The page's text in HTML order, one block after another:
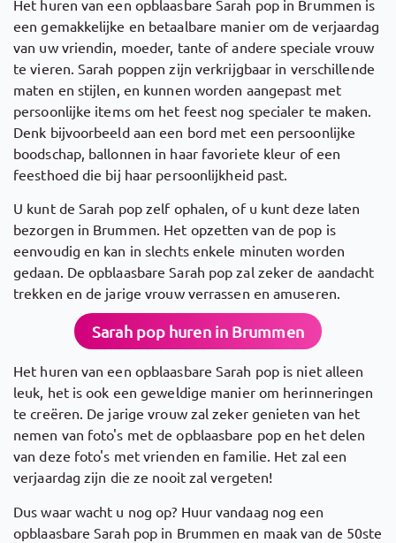
Het huren van een opblaasbare Sarah pop in Brummen is
een gemakkelijke en betaalbare manier om de verjaardag
van uw vriendin, moeder, tante of andere speciale vrouw
te vieren. Sarah poppen zijn verkrijgbaar in verschillende
maten en stijlen, en kunnen worden aangepast met
persoonlijke items om het feest nog specialer te maken.
Denk bijvoorbeeld aan een bord met een persoonlijke
boodschap, ballonnen in haar favoriete kleur of een
feesthoed die bij haar persoonlijkheid past.
U kunt de Sarah pop zelf ophalen, of u kunt deze laten
bezorgen in Brummen. Het opzetten van de pop is
eenvoudig en kan in slechts enkele minuten worden
gedaan. De opblaasbare Sarah pop zal zeker de aandacht
trekken en de jarige vrouw verrassen en amuseren.
Sarah pop huren in Brummen
Het huren van een opblaasbare Sarah pop is niet alleen
leuk, het is ook een geweldige manier om herinneringen
te creëren. De jarige vrouw zal zeker genieten van het
nemen van foto's met de opblaasbare pop en het delen
van deze foto's met vrienden en familie. Het zal een
verjaardag zijn die ze nooit zal vergeten!
Dus waar wacht u nog op? Huur vandaag nog een
opblaasbare Sarah pop in Brummen en maak van de 50ste